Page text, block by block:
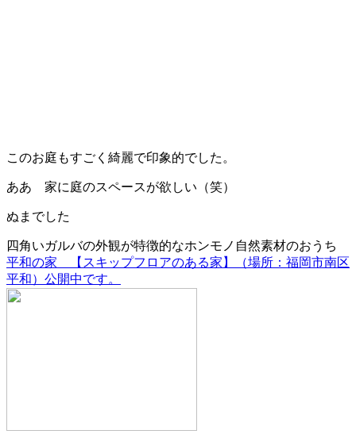
このお庭もすごく綺麗で印象的でした。
ああ 家に庭のスペースが欲しい（笑）
ぬまでした
四角いガルバの外観が特徴的なホンモノ自然素材のおうち
平和の家 【スキップフロアのある家】（場所：福岡市南区
平和）公開中です。